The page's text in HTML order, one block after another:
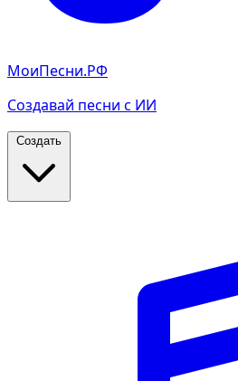
МоиПесни.РФ
Создавай песни с ИИ
Создать